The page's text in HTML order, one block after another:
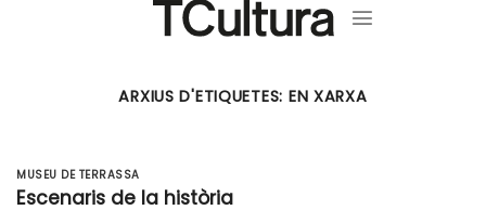
ARXIUS D'ETIQUETES: EN XARXA
MUSEU DE TERRASSA
Escenaris de la història